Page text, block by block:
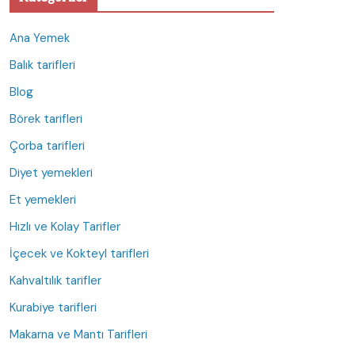
Ana Yemek
Balık tarifleri
Blog
Börek tarifleri
Çorba tarifleri
Diyet yemekleri
Et yemekleri
Hızlı ve Kolay Tarifler
İçecek ve Kokteyl tarifleri
Kahvaltılık tarifler
Kurabiye tarifleri
Makarna ve Mantı Tarifleri